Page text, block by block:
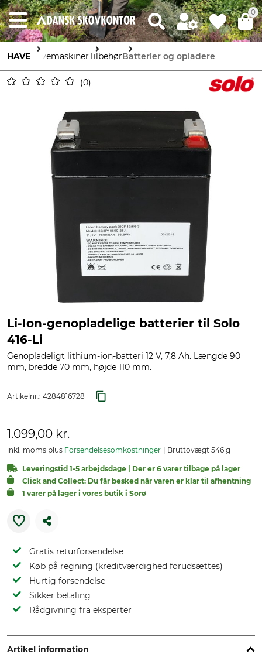
0
HAVE HavemaskinerTilbehørBatterier og opladere
0
Li-Ion-genopladelige batterier til Solo
416-Li
Genopladeligt lithium-ion-batteri 12 V, 7,8 Ah. Længde 90
mm, bredde 70 mm, højde 110 mm.
Artikelnr.: 4284816728
1.099,00 kr.
inkl. moms plus Forsendelsesomkostninger Bruttovægt 546 g
Leveringstid 1-5 arbejdsdage | Der er 6 varer tilbage på lager
Click and Collect: Du får besked når varen er klar til afhentning
1 varer på lager i vores butik i Sorø
Gratis returforsendelse
Køb på regning (kreditværdighed forudsættes)
Hurtig forsendelse
Sikker betaling
Rådgivning fra eksperter
Artikel information